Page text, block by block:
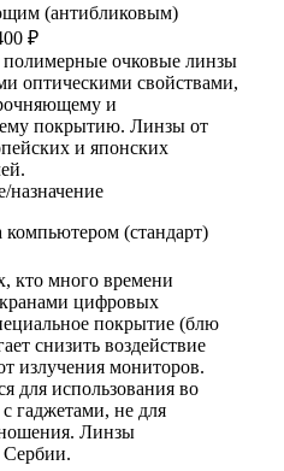
(антибликовым)
₽
полимерные очковые линзы
оптическими свойствами,
и
покрытию. Линзы от
и японских
назначение
компьютером (стандарт)
кто много времени
цифровых
покрытие (блю
снизить воздействие
излучения мониторов.
для использования во
гаджетами, не для
Линзы
Сербии.